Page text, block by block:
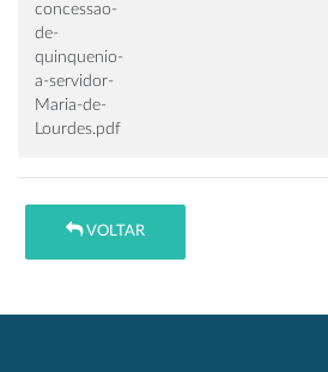
concessao-
de-
quinquenio-
a-servidor-
Maria-de-
Lourdes.pdf
VOLTAR